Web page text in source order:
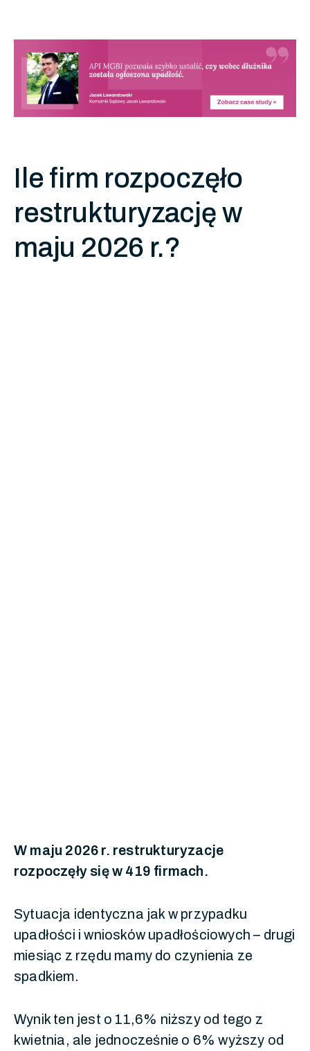
Ile firm rozpoczęło
restrukturyzację w
maju 2026 r.?
W maju 2026 r. restrukturyzacje
rozpoczęły się w 419 firmach.
Sytuacja identyczna jak w przypadku
upadłości i wniosków upadłościowych – drugi
miesiąc z rzędu mamy do czynienia ze
spadkiem.
Wynik ten jest o 11,6% niższy od tego z
kwietnia, ale jednocześnie o 6% wyższy od